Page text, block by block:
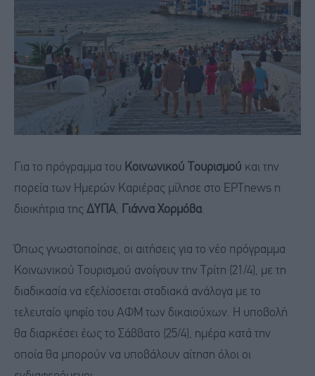
Για το πρόγραμμα του Κοινωνικού Τουρισμού και την
πορεία των Ημερών Καριέρας μίλησε στο ΕΡΤnews η
διοικήτρια της ΔΥΠΑ, Γιάννα Χορμόβα.
Όπως γνωστοποίησε, οι αιτήσεις για το νέο πρόγραμμα
Κοινωνικού Τουρισμού ανοίγουν την Τρίτη (21/4), με τη
διαδικασία να εξελίσσεται σταδιακά ανάλογα με το
τελευταίο ψηφίο του ΑΦΜ των δικαιούχων. Η υποβολή
θα διαρκέσει έως το Σάββατο (25/4), ημέρα κατά την
οποία θα μπορούν να υποβάλουν αίτηση όλοι οι